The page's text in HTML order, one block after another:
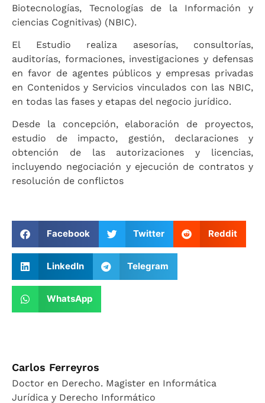
Biotecnologías, Tecnologías de la Información y
ciencias Cognitivas) (NBIC).
El Estudio realiza asesorías, consultorías,
auditorías, formaciones, investigaciones y defensas
en favor de agentes públicos y empresas privadas
en Contenidos y Servicios vinculados con las NBIC,
en todas las fases y etapas del negocio jurídico.
Desde la concepción, elaboración de proyectos,
estudio de impacto, gestión, declaraciones y
obtención de las autorizaciones y licencias,
incluyendo negociación y ejecución de contratos y
resolución de conflictos
Facebook Twitter Reddit
LinkedIn Telegram
WhatsApp
Carlos Ferreyros
Doctor en Derecho. Magister en Informática
Jurídica y Derecho Informático